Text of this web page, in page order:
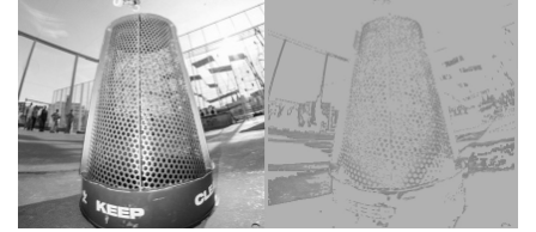
ACCESSOIRES
SKATEBOARD
HOMEWARE
SOLDES